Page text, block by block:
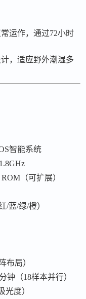
运作，通过72小时
，适应野外潮湿多
智能系统
（可扩展）
/蓝/绿/橙）
布局）
钟（18样本并行）
光度）